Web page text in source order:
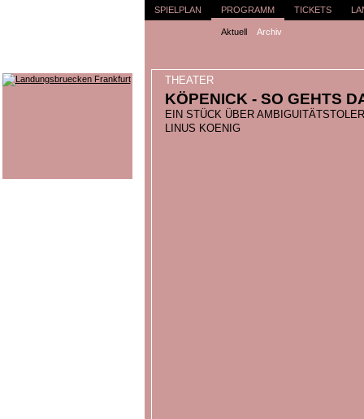
SPIELPLAN PROGRAMM
Aktuell Archiv
TICKETS
THEATER
KÖPENICK - SO GEHTS
EIN STÜCK ÜBER
LINUS KOENIG